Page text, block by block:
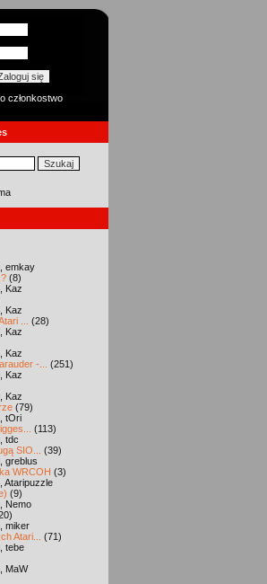
członkostwo
emkay
(8)
Kaz
Kaz
...
(28)
Kaz
Kaz
-...
(251)
Kaz
Kaz
(79)
tOri
(113)
tdc
SIO...
(39)
greblus
WRCOH (3)
Ataripuzzle
(9)
Nemo
miker
Atari...
(71)
tebe
MaW